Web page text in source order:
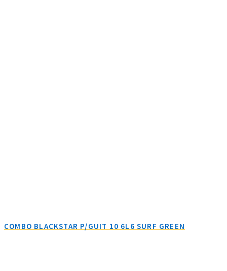
COMBO BLACKSTAR P/GUIT 10 6L6 SURF GREEN